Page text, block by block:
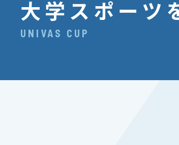
大学スポーツ
UNIVAS CUP